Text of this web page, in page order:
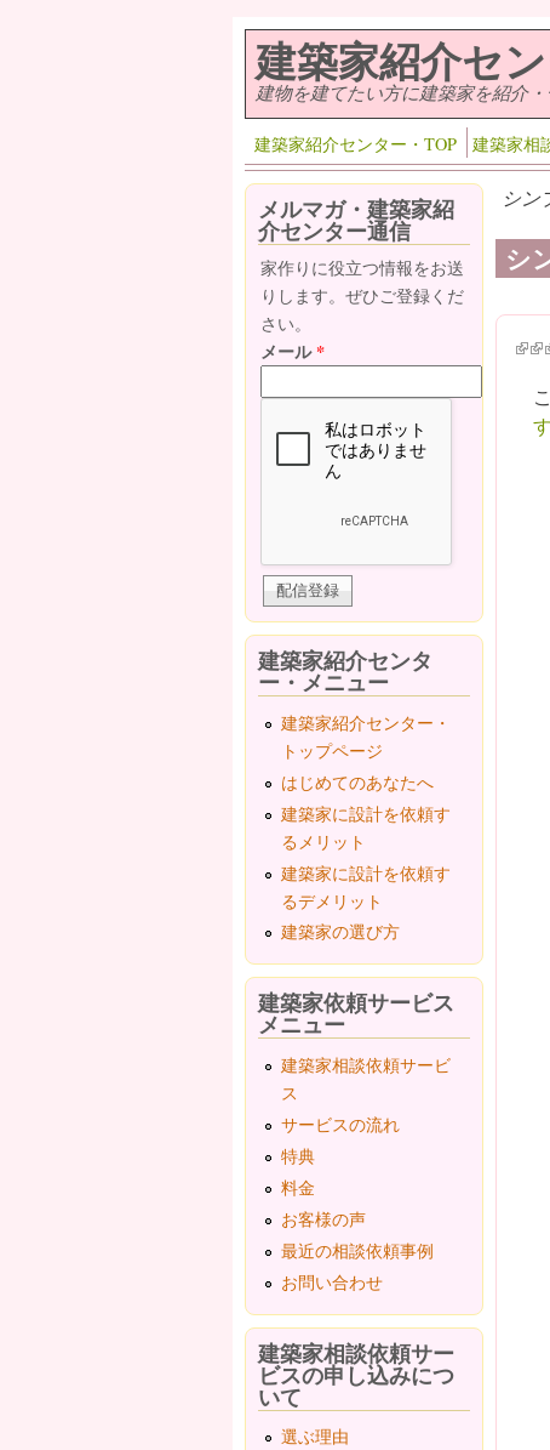
建築家紹介セ
建物を建てたい方に建築家を紹介
建築家紹介センター・TOP 建築家相
シン
シ
(link
メルマガ・建築家紹
介センター通信
家作りに役立つ情報をお送
りします。ぜひご登録くだ
さい。
メール*
建築家紹介センタ
ー・メニュー
建築家紹介センター・
トップページ
はじめてのあなたへ
建築家に設計を依頼す
るメリット
建築家に設計を依頼す
るデメリット
建築家の選び方
建築家依頼サービス
メニュー
建築家相談依頼サービ
ス
サービスの流れ
特典
料金
お客様の声
最近の相談依頼事例
お問い合わせ
建築家相談依頼サー
ビスの申し込みにつ
いて
選ぶ理由